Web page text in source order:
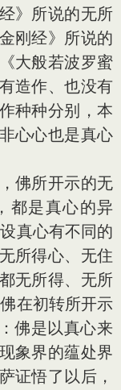
》所说的无所
刚经》所说的
大般若波罗蜜
造作、也没有
种种分别，本
心心也是真心
佛所开示的无
都是真心的异
真心有不同的
所得心、无住
无所得、无所
在初转所开示
佛是以真心来
象界的蕴处界
证悟了以后，